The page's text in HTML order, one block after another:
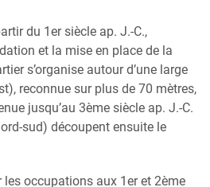
du 1er siècle ap. J.-C.,
et la mise en place de la
s’organise autour d’une large
reconnue sur plus de 70 mètres,
jusqu’au 3ème siècle ap. J.-C.
sud) découpent ensuite le
occupations aux 1er et 2ème